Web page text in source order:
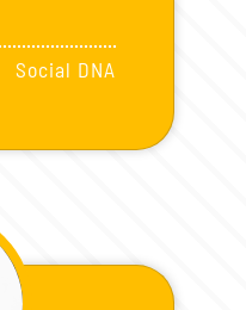
Social DNA